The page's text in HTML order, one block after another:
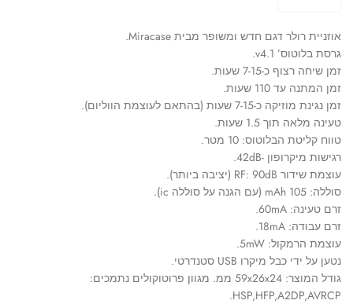
אוזניית רולר דגם חדש ומשופר מבית Miracase.
גרסת בלוטוס’ v4.1.
זמן שיחה רצוף כ-7-15 שעות.
זמן המתנה עד 110 שעות.
זמן נגינת מוזיקה כ-7-15 שעות (בהתאם לעוצמת הווליום).
טעינה מלאה תוך 1.5 שעות.
טווח קליטת הבלוטוס: 10 מטר.
רגישות מיקרופון -42dB.
עוצמת שידור RF: 90dB (יציבה ביותר).
סוללה: 105 mAh (עם הגנה על סוללה ic).
זרם טעינה: 60mA.
זרם עבודה: 18mA.
עוצמת הרמקול: 5mW.
נטען על ידי כבל מיקרו USB סטנדרטי.
גודל המוצר: 59x26x24 ממ. מגוון פרוטוקולים נתמכים:
HSP,HFP,A2DP,AVRCP.